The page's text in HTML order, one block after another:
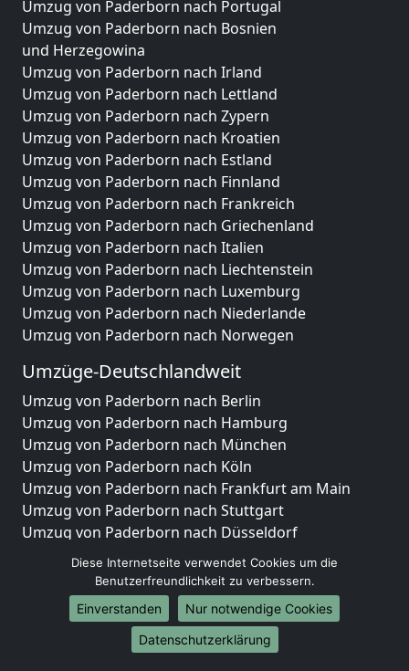
Umzug von Paderborn nach Portugal
Umzug von Paderborn nach Bosnien
und Herzegowina
Umzug von Paderborn nach Irland
Umzug von Paderborn nach Lettland
Umzug von Paderborn nach Zypern
Umzug von Paderborn nach Kroatien
Umzug von Paderborn nach Estland
Umzug von Paderborn nach Finnland
Umzug von Paderborn nach Frankreich
Umzug von Paderborn nach Griechenland
Umzug von Paderborn nach Italien
Umzug von Paderborn nach Liechtenstein
Umzug von Paderborn nach Luxemburg
Umzug von Paderborn nach Niederlande
Umzug von Paderborn nach Norwegen
Umzüge-Deutschlandweit
Umzug von Paderborn nach Berlin
Umzug von Paderborn nach Hamburg
Umzug von Paderborn nach München
Umzug von Paderborn nach Köln
Umzug von Paderborn nach Frankfurt am Main
Umzug von Paderborn nach Stuttgart
Umzug von Paderborn nach Düsseldorf
Umzug von Paderborn nach Leipzig
Umzug von Paderborn nach Dortmund
Umzug von Paderborn nach Essen
Umzug von Paderborn nach Bremen
Umzug von Paderborn nach Dresden
Diese Internetseite verwendet Cookies um die
Benutzerfreundlichkeit zu verbessern.
Einverstanden
Nur notwendige Cookies
Datenschutzerklärung